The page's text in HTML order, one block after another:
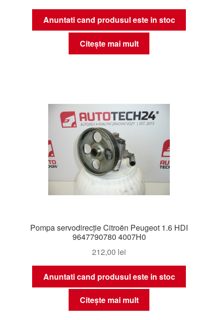
Anuntati cand produsul este in stoc
Citește mai mult
Pompa servodirecție Citroën Peugeot 1.6 HDI
9647790780 4007H0
212,00 lei
Anuntati cand produsul este in stoc
Citește mai mult